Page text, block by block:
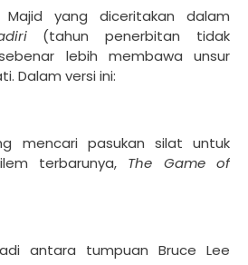
Majid yang diceritakan dalam
(tahun penerbitan tidak
lebih membawa unsur
Dalam versi ini:
mencari pasukan silat untuk
terbarunya, The Game of
antara tumpuan Bruce Lee